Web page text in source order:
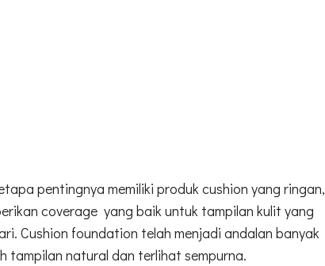
pentingnya memiliki produk cushion yang ringan,
coverage yang baik untuk tampilan kulit yang
Cushion foundation telah menjadi andalan banyak
tampilan natural dan terlihat sempurna.